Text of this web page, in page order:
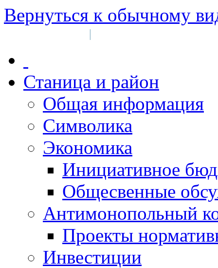
Вернуться к обычному
|
Станица и район
Общая информация
Символика
Экономика
Инициативное
Общесвенные
Антимонопольный
Проекты
Инвестиции